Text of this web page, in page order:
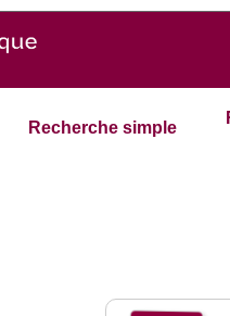
Recherche simple